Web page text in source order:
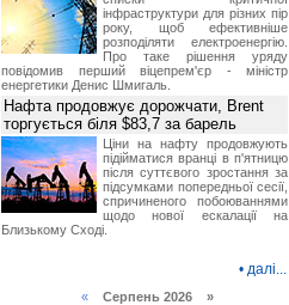
інфраструктури для різних пір
року, щоб ефективніше
розподіляти електроенергію.
Про таке рішення уряду
повідомив перший віцепрем'єр - міністр
енергетики Денис Шмигаль.
Нафта продовжує дорожчати, Brent
торгується біля $83,7 за барель
Ціни на нафту продовжують
підійматися вранці в п'ятницю
після суттєвого зростання за
підсумками попередньої сесії,
спричиненого побоюваннями
щодо нової ескалації на
Близькому Сході.
• далі...
«Серпень 2026 »